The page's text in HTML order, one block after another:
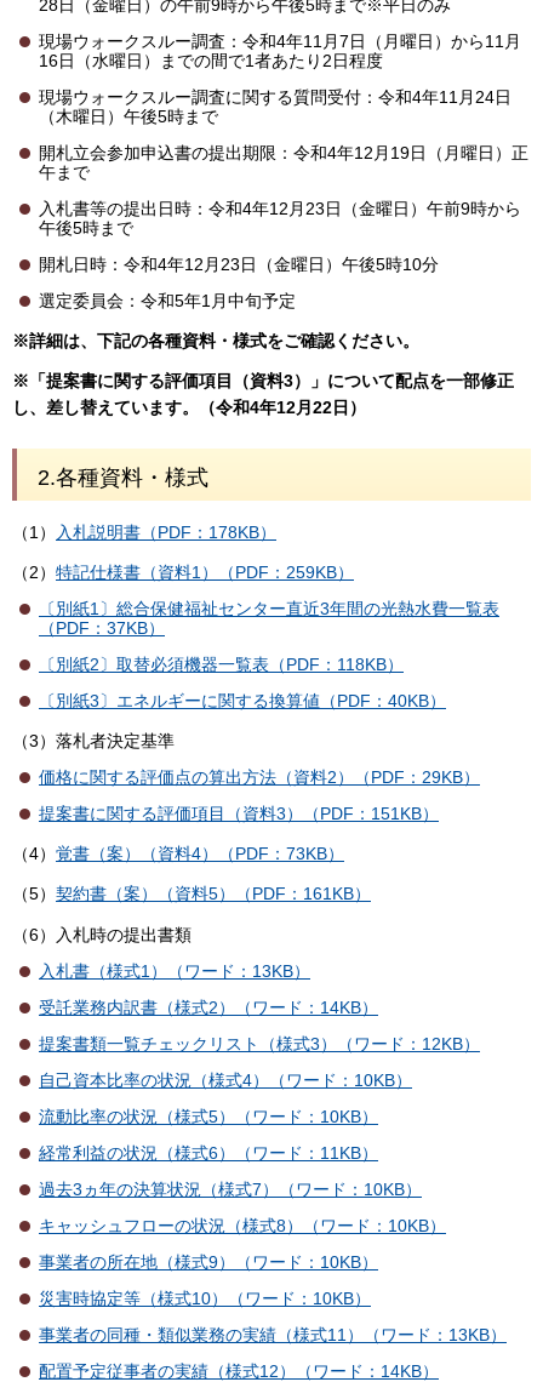
28日（金曜日）の午前9時から午後5時まで※平日のみ
現場ウォークスルー調査：令和4年11月7日（月曜日）から11月
16日（水曜日）までの間で1者あたり2日程度
現場ウォークスルー調査に関する質問受付：令和4年11月24日
（木曜日）午後5時まで
開札立会参加申込書の提出期限：令和4年12月19日（月曜日）正
午まで
入札書等の提出日時：令和4年12月23日（金曜日）午前9時から
午後5時まで
開札日時：令和4年12月23日（金曜日）午後5時10分
選定委員会：令和5年1月中旬予定
※詳細は、下記の各種資料・様式をご確認ください。
※「提案書に関する評価項目（資料3）」について配点を一部修正
し、差し替えています。（令和4年12月22日）
2.各種資料・様式
（1） 入札説明書（PDF：178KB）
（2） 特記仕様書（資料1）（PDF：259KB）
〔別紙1〕総合保健福祉センター直近3年間の光熱水費一覧表
（PDF：37KB）
〔別紙2〕取替必須機器一覧表（PDF：118KB）
〔別紙3〕エネルギーに関する換算値（PDF：40KB）
（3）落札者決定基準
価格に関する評価点の算出方法（資料2）（PDF：29KB）
提案書に関する評価項目（資料3）（PDF：151KB）
（4） 覚書（案）（資料4）（PDF：73KB）
（5） 契約書（案）（資料5）（PDF：161KB）
（6）入札時の提出書類
入札書（様式1）（ワード：13KB）
受託業務内訳書（様式2）（ワード：14KB）
提案書類一覧チェックリスト（様式3）（ワード：12KB）
自己資本比率の状況（様式4）（ワード：10KB）
流動比率の状況（様式5）（ワード：10KB）
経常利益の状況（様式6）（ワード：11KB）
過去3ヵ年の決算状況（様式7）（ワード：10KB）
キャッシュフローの状況（様式8）（ワード：10KB）
事業者の所在地（様式9）（ワード：10KB）
災害時協定等（様式10）（ワード：10KB）
事業者の同種・類似業務の実績（様式11）（ワード：13KB）
配置予定従事者の実績（様式12）（ワード：14KB）